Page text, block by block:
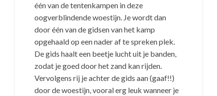
één van de tentenkampen in deze
oogverblindende woestijn. Je wordt dan
door één van de gidsen van het kamp
opgehaald op een nader af te spreken plek.
De gids haalt een beetje lucht uit je banden,
zodat je goed door het zand kan rijden.
Vervolgens rij je achter de gids aan (gaaf!!)
door de woestijn, vooral erg leuk wanneer je